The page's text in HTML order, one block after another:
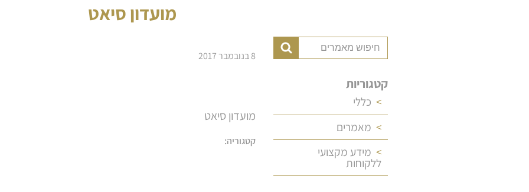
מועדון סיאט
קטגוריות
כללי
מאמרים
מידע מקצועי
ללקוחות
8 בנובמבר 2017
מועדון סיאט
קטגוריה: